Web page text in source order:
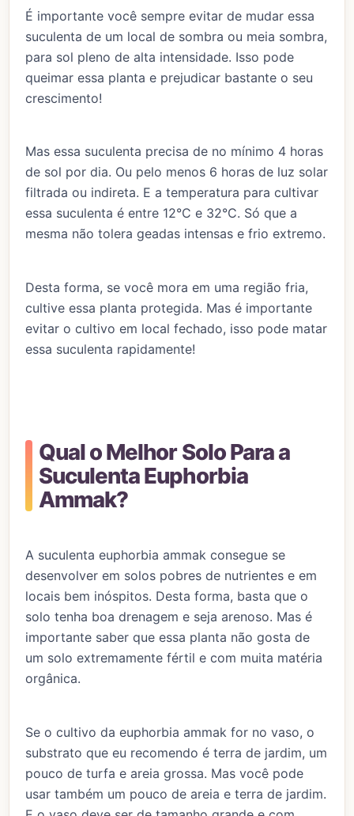
É importante você sempre evitar de mudar essa
suculenta de um local de sombra ou meia sombra,
para sol pleno de alta intensidade. Isso pode
queimar essa planta e prejudicar bastante o seu
crescimento!
Mas essa suculenta precisa de no mínimo 4 horas
de sol por dia. Ou pelo menos 6 horas de luz solar
filtrada ou indireta. E a temperatura para cultivar
essa suculenta é entre 12°C e 32°C. Só que a
mesma não tolera geadas intensas e frio extremo.
Desta forma, se você mora em uma região fria,
cultive essa planta protegida. Mas é importante
evitar o cultivo em local fechado, isso pode matar
essa suculenta rapidamente!
Qual o Melhor Solo Para a
Suculenta Euphorbia
Ammak?
A suculenta euphorbia ammak consegue se
desenvolver em solos pobres de nutrientes e em
locais bem inóspitos. Desta forma, basta que o
solo tenha boa drenagem e seja arenoso. Mas é
importante saber que essa planta não gosta de
um solo extremamente fértil e com muita matéria
orgânica.
Se o cultivo da euphorbia ammak for no vaso, o
substrato que eu recomendo é terra de jardim, um
pouco de turfa e areia grossa. Mas você pode
usar também um pouco de areia e terra de jardim.